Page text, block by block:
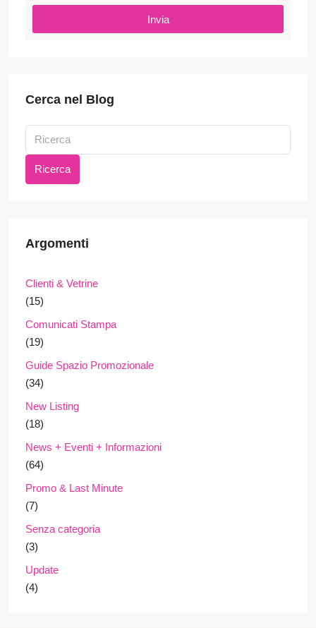
Invia
Cerca nel Blog
Ricerca
Argomenti
Clienti & Vetrine
(15)
Comunicati Stampa
(19)
Guide Spazio Promozionale
(34)
New Listing
(18)
News + Eventi + Informazioni
(64)
Promo & Last Minute
(7)
Senza categoria
(3)
Update
(4)